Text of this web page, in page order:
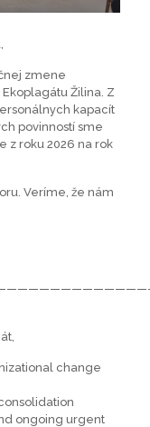
zmene
Žilina. Z
kapacít
povinností sme
z roku 2026 na rok
Veríme, že nám
change
ongoing urgent